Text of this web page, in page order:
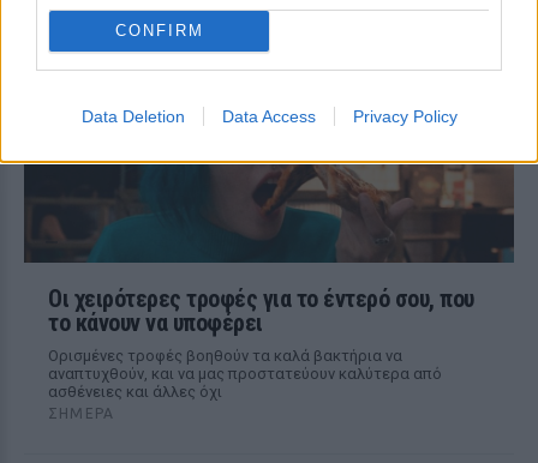
CONFIRM
Data Deletion Data Access Privacy Policy
ΣΉΜΕΡΑ
Οι χειρότερες τροφές για το έντερό σου, που
το κάνουν να υποφέρει
Ορισμένες τροφές βοηθούν τα καλά βακτήρια να
αναπτυχθούν, και να μας προστατεύουν καλύτερα από
ασθένειες και άλλες όχι
ΣΉΜΕΡΑ